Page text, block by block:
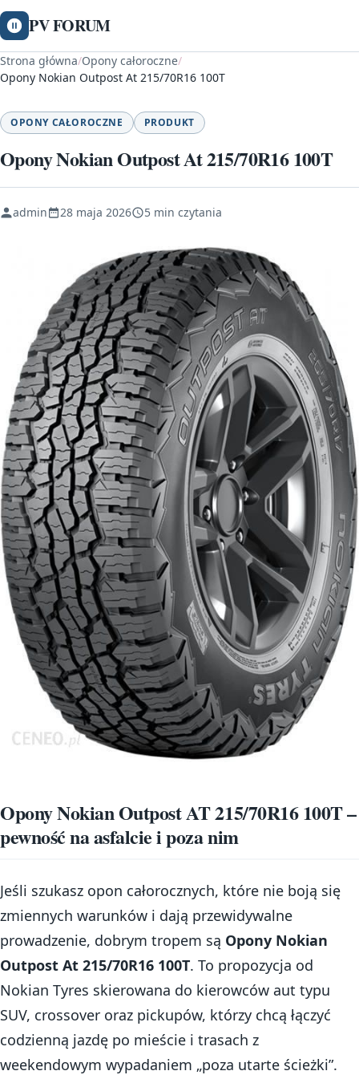
PV FORUM
Strona główna/Opony całoroczne/
Opony Nokian Outpost At 215/70R16 100T
OPONY CAŁOROCZNE PRODUKT
Opony Nokian Outpost At 215/70R16 100T
admin 28 maja 2026 5 min czytania
Opony Nokian Outpost AT 215/70R16 100T –
pewność na asfalcie i poza nim
Jeśli szukasz opon całorocznych, które nie boją się
zmiennych warunków i dają przewidywalne
prowadzenie, dobrym tropem są Opony Nokian
Outpost At 215/70R16 100T. To propozycja od
Nokian Tyres skierowana do kierowców aut typu
SUV, crossover oraz pickupów, którzy chcą łączyć
codzienną jazdę po mieście i trasach z
weekendowym wypadaniem „poza utarte ścieżki”.